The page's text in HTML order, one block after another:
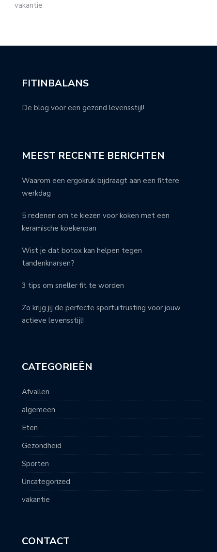
vakantie
FITINBALANS
De blog voor een gezond levensstijl!
MEEST RECENTE BERICHTEN
Waarom een ergokruk bijdraagt aan een fittere
werkdag
5 redenen om te kiezen voor koken met een
keramische koekenpan
Wist je dat botox kan helpen tegen
tandenknarsen?
3 tips om sneller fit te worden
Zo krijg jij de perfecte sportuitrusting voor jouw
actieve levensstijl!
CATEGORIEËN
Afvallen
algemeen
Eten
Gezondheid
Sporten
Uncategorized
vakantie
CONTACT